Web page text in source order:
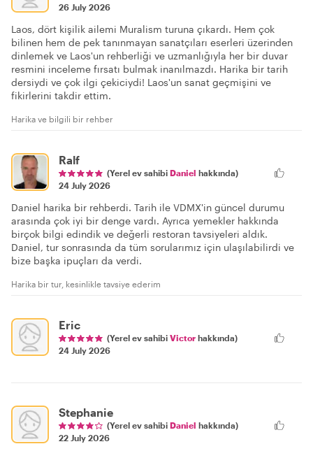
26 July 2026
Laos, dört kişilik ailemi Muralism turuna çıkardı. Hem çok
bilinen hem de pek tanınmayan sanatçıları eserleri üzerinden
dinlemek ve Laos'un rehberliği ve uzmanlığıyla her bir duvar
resmini inceleme fırsatı bulmak inanılmazdı. Harika bir tarih
dersiydi ve çok ilgi çekiciydi! Laos'un sanat geçmişini ve
fikirlerini takdir ettim.
Harika ve bilgili bir rehber
Ralf
(Yerel ev sahibi Daniel hakkında)
24 July 2026
Daniel harika bir rehberdi. Tarih ile VDMX'in güncel durumu
arasında çok iyi bir denge vardı. Ayrıca yemekler hakkında
birçok bilgi edindik ve değerli restoran tavsiyeleri aldık.
Daniel, tur sonrasında da tüm sorularımız için ulaşılabilirdi ve
bize başka ipuçları da verdi.
Harika bir tur, kesinlikle tavsiye ederim
Eric
(Yerel ev sahibi Victor hakkında)
24 July 2026
Stephanie
(Yerel ev sahibi Daniel hakkında)
22 July 2026